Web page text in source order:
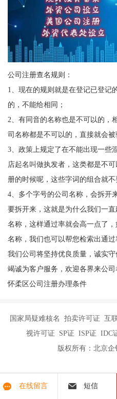
公司注册查名规则：
1、现在的规则就是在登记已登记
的，不能给相同；
2、有同音的名称也是不可以的，
司名称都是不可以的，直接就会被
3、政策上规定了在不能出现一些
店起名叫做执发者，这类都是不
册的时候呢，这些字词的组合就不
4、多个字号的公司名称，会拆开
要拆开来，这就是为什么我们一
名称，这样通过率就会高一点了
名称，我们也可以帮您检索出通过
我们公司将坚持优良质量，诚实
竭诚为客户服务，欢迎各界来公司
怀柔区公司注册办理条件
国家局疑难核名 拍卖许可证 互
视许可证 SP证 ISP证 IDC
版权所有：北京企
在线留言 短信